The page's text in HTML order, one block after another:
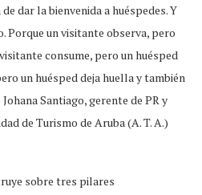
dar la bienvenida a huéspedes. Y
Porque un visitante observa, pero
consume, pero un huésped
un huésped deja huella y también
Santiago, gerente de PR y
de Turismo de Aruba (A. T. A.)
sobre tres pilares